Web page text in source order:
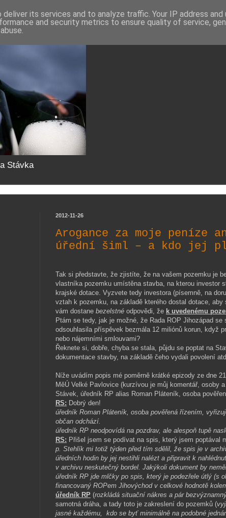
Stávka
2012-11-26
Arogance za moje peníze
úřední šiml – a kdo jej
Tak si představte, že zjistíte, že na vašem pozemku je
vlastníka pozemku umístěna stavba, na kterou investor
krajské dotace. Vyzvete tedy investora (písemně, na
vztah k pozemku, na základě kterého dostal dotace,
vám dostane bezelstné odpovědi, že k uvedenému
Ptám se tedy, jak je možné, že Rada ROP Jihozápad
odsouhlasila příspěvek bezmála 12 miliónů korun, když
nebo nájemními smlouvami?
Řeknete si, dobře, chyba se stala, půjdu se poptat na
dokumentace stavby, na základě čeho vydali povolení
Níže uvádím popis mé poměrně krátké epizody ze dne
MěÚ Velké Pavlovice (kurzívou je můj komentář, osoby
Stávek, úředník RP alias Roman Pláteník, osoba
RS: Dobrý den!
úředník Roman Pláteník, osoba pověřená řízením,
občan odchází.
úředník RP neodpovídá na pozdrav, ale alespoň tupě
RS: Přišel jsem se podívat na spis, který jsem poptával
p. Stehlík mi totiž týden před tím sdělil, že spis je v
úředních hodin by jej nestihli nalézt a připravit k
v archivu neskutečný bordel. Jakýkoli dokument by
úředník RP jde mlčky po spis, který je podezřele útlý (s
financovaný ROPem Jihovýchod v celkové hodnotě
úředník RP (rozkládá situační nákres a pár
samotná dráha, a tady toto je zakreslení do pozemků (
jasné každému,
kdo se byť minimálně na podobné
its services and to analyze traffic. Your IP address and
and security metrics to ensure quality of service,